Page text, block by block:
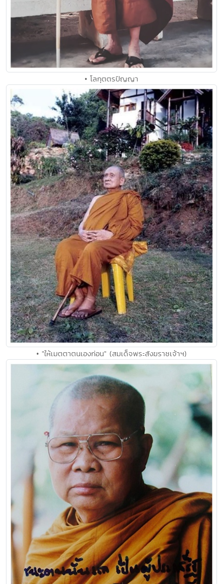
• โลกุตตรปัญญา
• "ให้เมตตาตนเองก่อน" (สมเด็จพระสังฆราชเจ้าฯ)